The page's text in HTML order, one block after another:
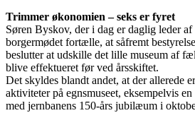
Trimmer økonomien – seks er fyret
Søren Byskov, der i dag er daglig leder af
borgermødet fortælle, at såfremt
beslutter at udskille det lille museum af
blive effektueret før ved årsskiftet.
Det skyldes blandt andet, at der allerede
aktiviteter på egnsmuseet, eksempelvis
med jernbanens 150-års jubilæum i